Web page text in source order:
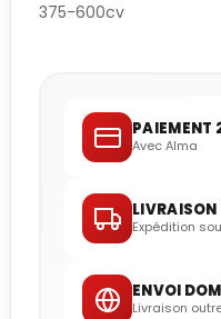
375-600cv
PAIEMENT
Avec Alma
LIVRAISON
Expédition
ENVOI
Livraison